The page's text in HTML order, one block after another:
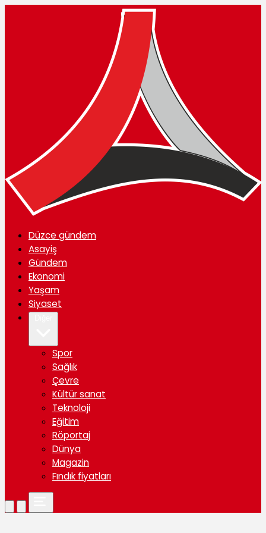
Düzce gündem
Asayiş
Gündem
Ekonomi
Yaşam
Siyaset
Spor
Sağlık
Çevre
Kültür sanat
Teknoloji
Eğitim
Röportaj
Dünya
Magazin
Fındık fiyatları